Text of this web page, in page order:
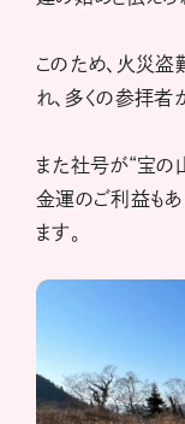
このため、火災盗
れ、多くの参拝者
また社号が“宝の
金運のご利益もあ
ます。